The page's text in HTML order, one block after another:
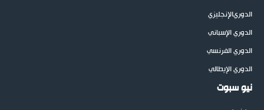
الدوريالإنجليزي
الدوري الإسباني
الدوري الفرنسي
الدوري الإيطالي
نيو سبوت